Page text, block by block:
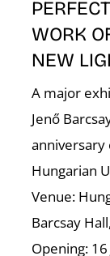
WORK
NEW
A major
Jenő
Hungarian
Venue:
Barcsay
Opening: